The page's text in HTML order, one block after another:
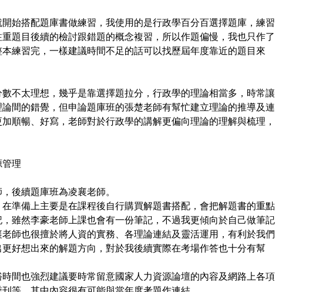
始搭配題庫書做練習，我使用的是行政學百分百選擇題庫，練習
題目後續的檢討跟錯題的概念複習，所以作題偏慢，我也只作了
練習完，一樣建議時間不足的話可以找歷屆年度靠近的題目來
不太理想，幾乎是靠選擇題拉分，行政學的理論相當多，時常讓
間的錯覺，但申論題庫班的張楚老師有幫忙建立理論的推導及連
順暢、好寫，老師對於行政學的講解更偏向理論的理解與梳理，
管理
後續題庫班為凌襄老師。
準備上主要是在課程後自行購買解題書搭配，會把解題書的重點
雖然李豪老師上課也會有一份筆記，不過我更傾向於自己做筆記
師也很擅於將人資的實務、各理論連結及靈活運用，有利於我們
好想出來的解題方向，對於我後續實際在考場作答也十分有幫
間也強烈建議要時常留意國家人力資源論壇的內容及網路上各項